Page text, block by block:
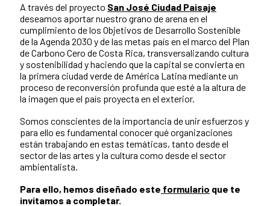
A través del proyecto San José Ciudad Paisaje
deseamos aportar nuestro grano de arena en el
cumplimiento de los Objetivos de Desarrollo Sostenible
de la Agenda 2030 y de las metas país en el marco del Plan
de Carbono Cero de Costa Rica, transversalizando cultura
y sostenibilidad y haciendo que la capital se convierta en
la primera ciudad verde de América Latina mediante un
proceso de reconversión profunda que esté a la altura de
la imagen que el país proyecta en el exterior.
Somos conscientes de la importancia de unir esfuerzos y
para ello es fundamental conocer qué organizaciones
están trabajando en estas temáticas, tanto desde el
sector de las artes y la cultura como desde el sector
ambientalista.
Para ello, hemos diseñado este formulario que te
invitamos a completar.